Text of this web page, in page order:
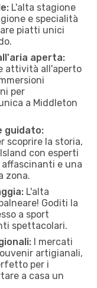
L'alta stagione
e specialità
piatti unici
aperta:
attività all'aperto
per
a Middleton
guidato:
scoprire la storia,
con esperti
e una
zona.
L'alta
Goditi la
a sport
spettacolari.
I mercati
artigianali,
per i
a casa un